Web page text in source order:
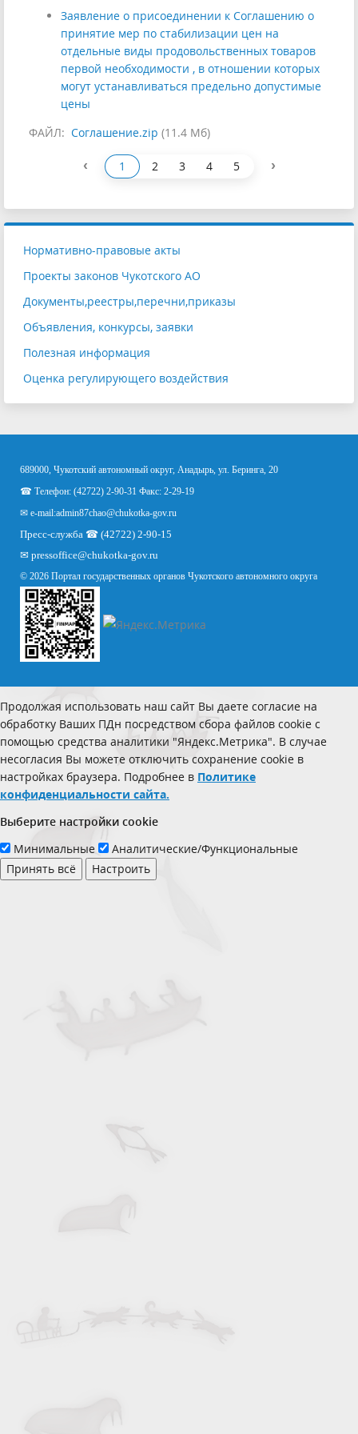
Заявление о присоединении к Соглашению о
принятие мер по стабилизации цен на
отдельные виды продовольственных товаров
первой необходимости , в отношении которых
могут устанавливаться предельно допустимые
цены
ФАЙЛ: Соглашение.zip (11.4 Мб)
‹ 1 2 3 4 5 ›
Нормативно-правовые акты
Проекты законов Чукотского АО
Документы,реестры,перечни,приказы
Объявления, конкурсы, заявки
Полезная информация
Оценка регулирующего воздействия
689000, Чукотский автономный округ, Анадырь, ул. Беринга, 20
☎ Телефон: (42722) 2-90-31 Факс: 2-29-19
✉ e-mail:admin87chao@chukotka-gov.ru
Пресс-служба ☎ (42722) 2-90-15
✉ pressoffice@chukotka-gov.ru
© 2026 Портал государственных органов Чукотского автономного округа
Продолжая использовать наш сайт Вы даете согласие на
обработку Ваших ПДн посредством сбора файлов cookie с
помощью средства аналитики "Яндекс.Метрика". В случае
несогласия Вы можете отключить сохранение cookie в
настройках браузера. Подробнее в Политике
конфиденциальности сайта.
Выберите настройки cookie
Минимальные
Аналитические/Функциональные
Принять всё
Настроить